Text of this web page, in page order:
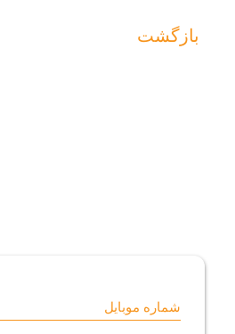
بازگشت
شماره موبایل